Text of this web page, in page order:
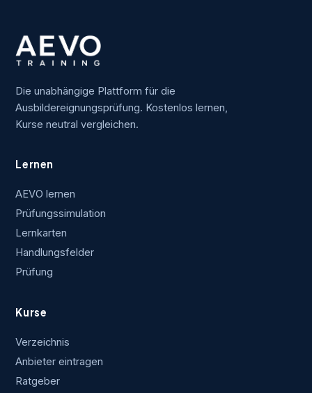
Die unabhängige Plattform für die
Ausbildereignungsprüfung. Kostenlos lernen,
Kurse neutral vergleichen.
Lernen
AEVO lernen
Prüfungssimulation
Lernkarten
Handlungsfelder
Prüfung
Kurse
Verzeichnis
Anbieter eintragen
Ratgeber